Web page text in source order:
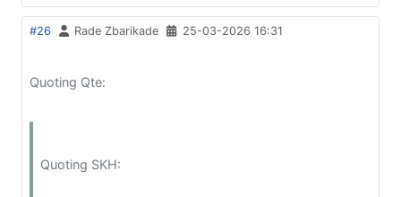
#26 Rade Zbarikade 25-03-2026 16:31
Quoting Qte:
Quoting SKH: